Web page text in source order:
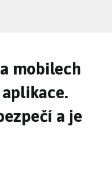
mobilech
a je